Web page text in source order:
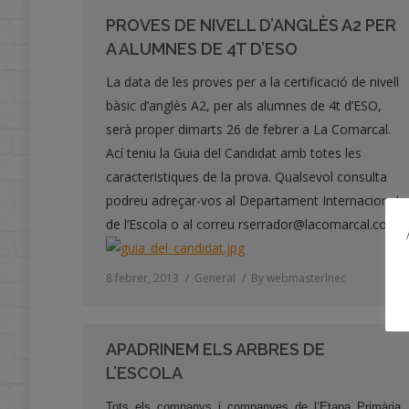
PROVES DE NIVELL D’ANGLÈS A2 PER
A ALUMNES DE 4T D’ESO
La data de les proves per a la certificació de nivell
bàsic d’anglès A2, per als alumnes de 4t d’ESO,
serà proper dimarts 26 de febrer a La Comarcal.
Ací teniu la Guia del Candidat amb totes les
caracteristiques de la prova. Qualsevol consulta
podreu adreçar-vos al Departament Internacional
de l’Escola o al correu rserrador@lacomarcal.com
8 febrer, 2013 General Bywebmasterlnec
APADRINEM ELS ARBRES DE
L’ESCOLA